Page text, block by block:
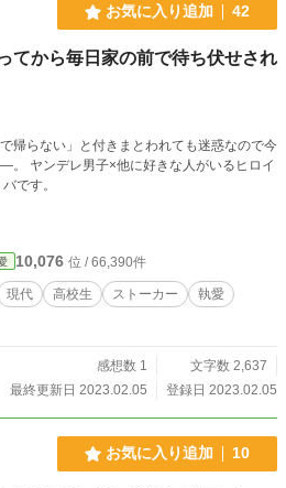
お気に入り追加 42
てから毎日家の前で待ち伏せされ
帰らない」と付きまとわれても迷惑なので今
ヒロイ
です。
10,076 位 / 66,390件
現代 高校生 ストーカー
執愛
感想数 1
文字数 2,637
最終更新日 2023.02.05
登録日 2023.02.05
お気に入り追加 10